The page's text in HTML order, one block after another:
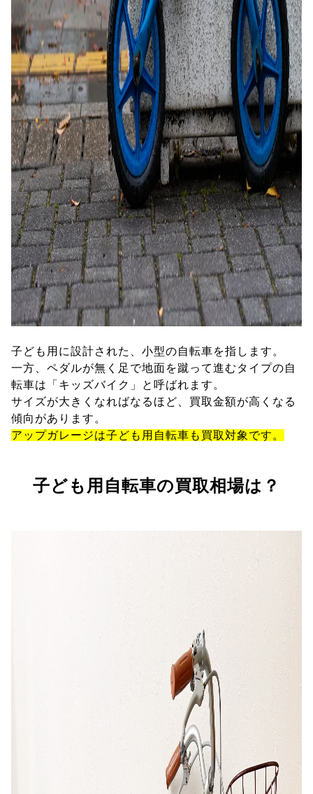
子ども用に設計された、小型の自転車を指します。
一方、ペダルが無く足で地面を蹴って進むタイプの自
転車は「キッズバイク」と呼ばれます。
サイズが大きくなればなるほど、買取金額が高くなる
傾向があります。
アップガレージは子ども用自転車も買取対象です。
子ども用自転車の買取相場は？